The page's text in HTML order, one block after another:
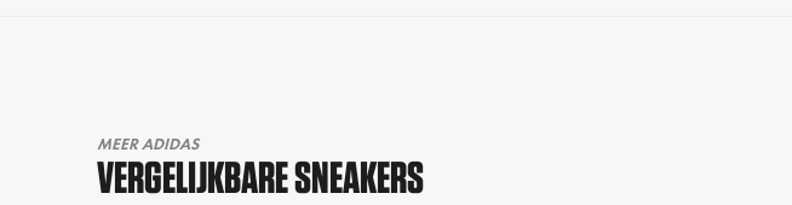
MEER ADIDAS
VERGELIJKBARE SNEAKERS